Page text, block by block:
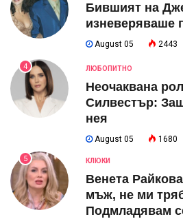
Бившият на
изневеряваше
August 05 2443
4 ЛЮБОПИТНО
Неочаквана
Силвестър:
нея
August 05 1680
5 КЛЮКИ
Венета
мъж, не ми
Подмладявам